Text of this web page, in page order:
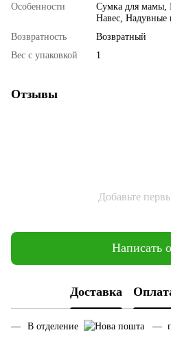
Особенности
Сумка для мамы,
Навес, Надувные
Возвратность
Возвратный
Вес с упаковкой
1
Отзывы
Добавьте
Написать
Доставка
В отделение
— по